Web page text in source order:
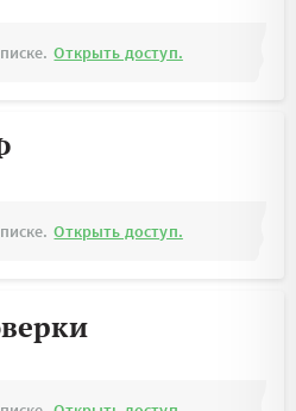
Открыть доступ.
Открыть доступ.